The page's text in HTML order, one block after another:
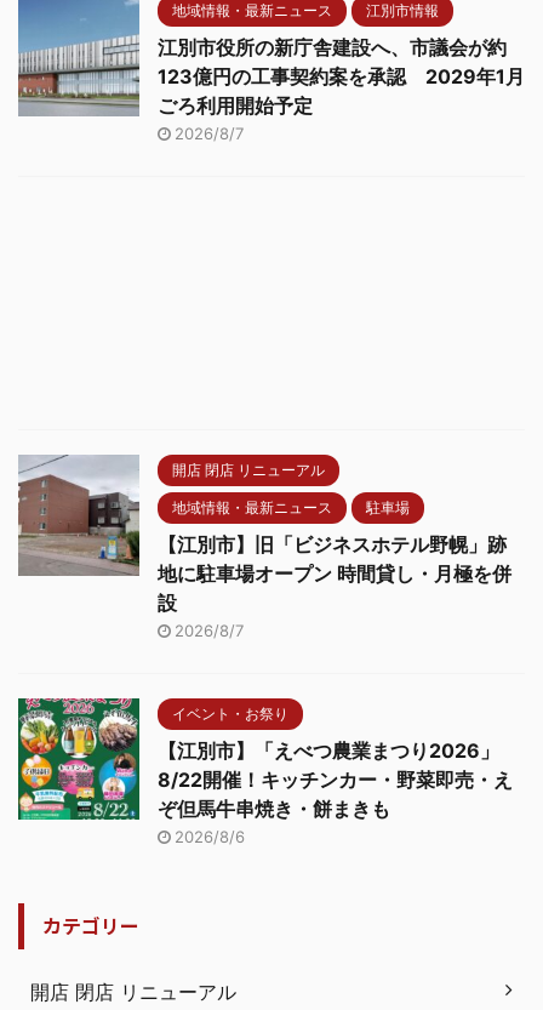
地域情報・最新ニュース 江別市情報
江別市役所の新庁舎建設へ、市議会が約
123億円の工事契約案を承認 2029年1月
ごろ利用開始予定
2026/8/7
開店 閉店 リニューアル
地域情報・最新ニュース 駐車場
【江別市】旧「ビジネスホテル野幌」跡
地に駐車場オープン 時間貸し・月極を併
設
2026/8/7
イベント・お祭り
【江別市】「えべつ農業まつり2026」
8/22開催！キッチンカー・野菜即売・え
ぞ但馬牛串焼き・餅まきも
2026/8/6
カテゴリー
開店 閉店 リニューアル